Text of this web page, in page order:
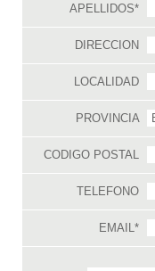
APELLIDOS*
DIRECCION
LOCALIDAD
PROVINCIA
CODIGO POSTAL
TELEFONO
EMAIL*